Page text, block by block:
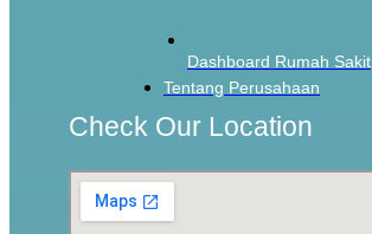
Dashboard Rumah Sakit
Tentang Perusahaan
Check Our Location